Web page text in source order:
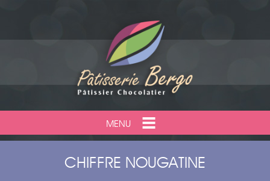
MENU
CHIFFRE NOUGATINE